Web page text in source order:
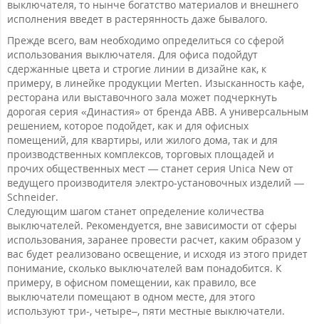
выключателя, то нынче богатство материалов и внешнего
исполнения введет в растерянность даже бывалого.
Прежде всего, вам необходимо определиться со сферой
использования выключателя. Для офиса подойдут
сдержанные цвета и строгие линии в дизайне как, к
примеру, в линейке продукции Merten. Изысканность кафе,
ресторана или выставочного зала может подчеркнуть
дорогая серия «Династия» от бренда ABB. А универсальным
решением, которое подойдет, как и для офисных
помещений, для квартиры, или жилого дома, так и для
производственных комплексов, торговых площадей и
прочих общественных мест — станет серия Unica New от
ведущего производителя электро-установочных изделий —
Schneider.
Следующим шагом станет определение количества
выключателей. Рекомендуется, вне зависимости от сферы
использования, заранее провести расчет, каким образом у
вас будет реализовано освещение, и исходя из этого придет
понимание, сколько выключателей вам понадобится. К
примеру, в офисном помещении, как правило, все
выключатели помещают в одном месте, для этого
используют три-, четыре–, пяти местные выключатели.